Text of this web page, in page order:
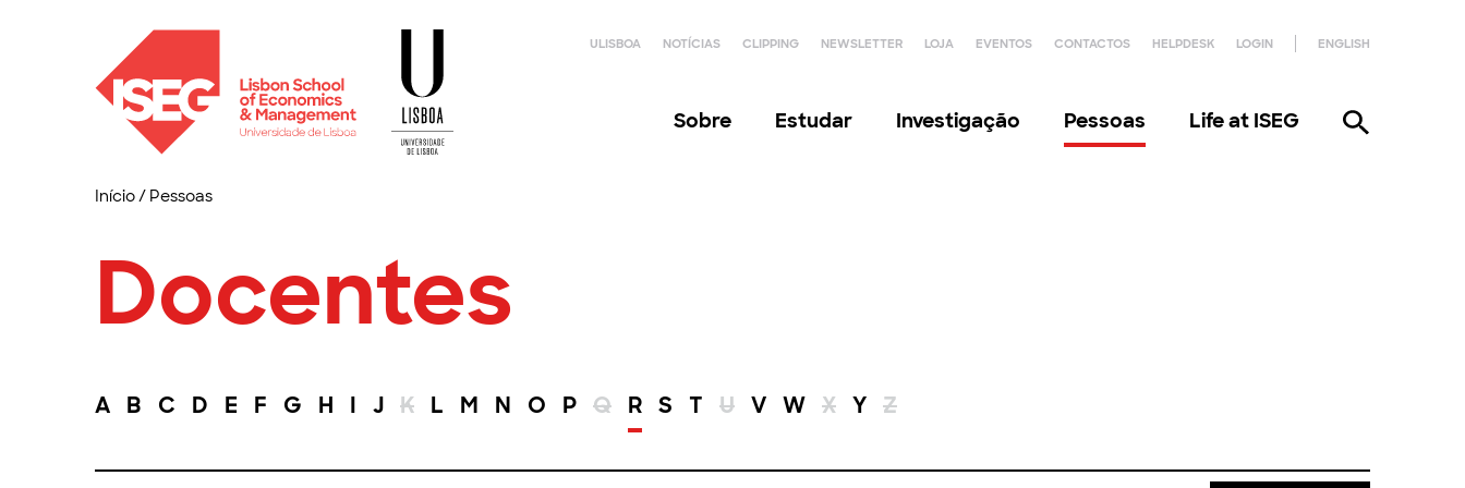
ULISBOA NOTÍCIAS CLIPPING NEWSLETTER LOJA EVENTOS CONTACTOS HELPDESK LOGIN ENGLISH
Sobre Estudar Investigação Pessoas Life at ISEG
Início/ Pessoas
Docentes
A B C D E F G H I J K L M N O P Q R S T U V W X Y Z